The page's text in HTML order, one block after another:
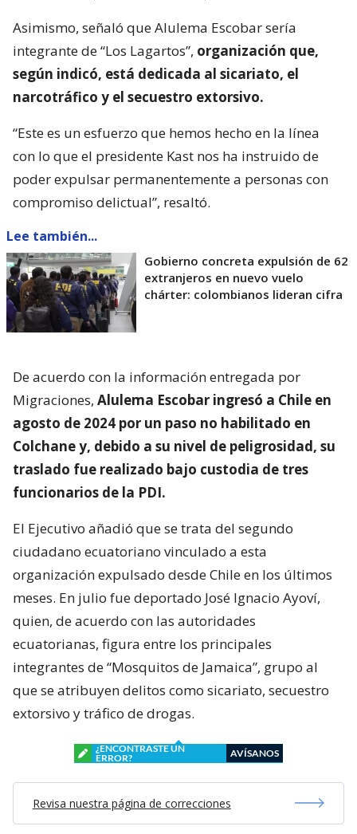
Asimismo, señaló que Alulema Escobar sería
integrante de “Los Lagartos”, organización que,
según indicó, está dedicada al sicariato, el
narcotráfico y el secuestro extorsivo.
“Este es un esfuerzo que hemos hecho en la línea
con lo que el presidente Kast nos ha instruido de
poder expulsar permanentemente a personas con
compromiso delictual”, resaltó.
Lee también...
Gobierno concreta expulsión de 62
extranjeros en nuevo vuelo
chárter: colombianos lideran cifra
De acuerdo con la información entregada por
Migraciones, Alulema Escobar ingresó a Chile en
agosto de 2024 por un paso no habilitado en
Colchane y, debido a su nivel de peligrosidad, su
traslado fue realizado bajo custodia de tres
funcionarios de la PDI.
El Ejecutivo añadió que se trata del segundo
ciudadano ecuatoriano vinculado a esta
organización expulsado desde Chile en los últimos
meses. En julio fue deportado José Ignacio Ayoví,
quien, de acuerdo con las autoridades
ecuatorianas, figura entre los principales
integrantes de “Mosquitos de Jamaica”, grupo al
que se atribuyen delitos como sicariato, secuestro
extorsivo y tráfico de drogas.
¿ENCONTRASTE UN
ERROR?
AVÍSANOS
Revisa nuestra página de correcciones